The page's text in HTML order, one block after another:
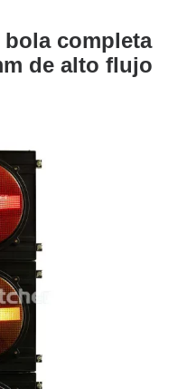
bola completa
de alto flujo